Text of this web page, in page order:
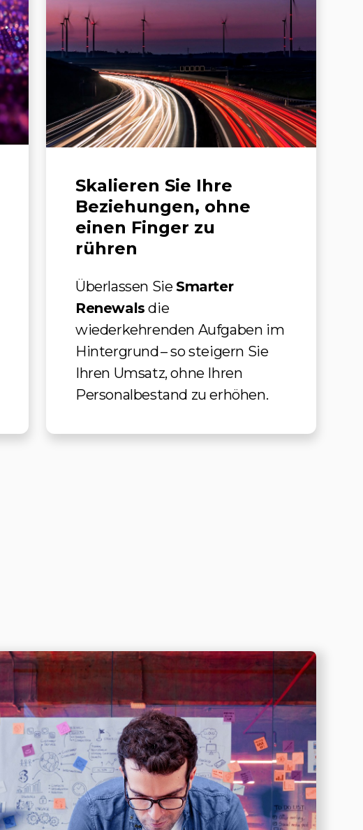
Skalieren Sie Ihre
Beziehungen, ohne
einen Finger zu
rühren
Überlassen Sie Smarter
Renewals die
wiederkehrenden Aufgaben im
Hintergrund – so steigern Sie
Ihren Umsatz, ohne Ihren
Personalbestand zu erhöhen.